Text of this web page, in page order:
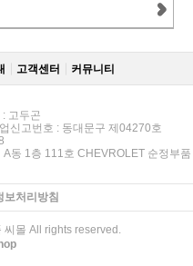
고객센터 커뮤니티
고두곤
신고번호 : 동대문구 제04270호
동 1층 111호 CHEVROLET 순정부품
보처리방침
몰 All rights reserved.